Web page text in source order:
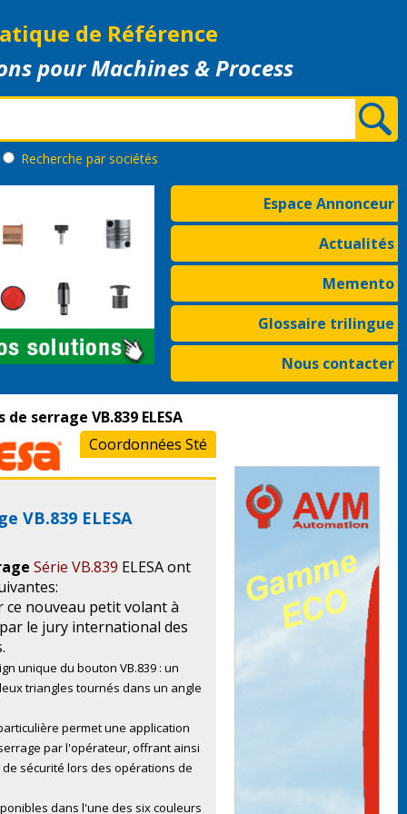
de Référence
pour Machines & Process
Recherche par sociétés
Espace Annonceur
Actualités
Memento
Glossaire trilingue
Nous contacter
de serrage VB.839 ELESA
Coordonnées Sté
VB.839 ELESA
Série VB.839 ELESA ont
ce nouveau petit volant à
le jury international des
unique du bouton VB.839 : un
triangles tournés dans un angle
permet une application
par l'opérateur, offrant ainsi
sécurité lors des opérations de
dans l'une des six couleurs